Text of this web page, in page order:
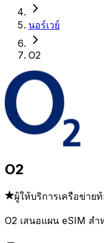
นอร์เวย์
O2
O2
ผู้ให้บริการเครือข่าย
O2 เสนอแผน eSIM ส